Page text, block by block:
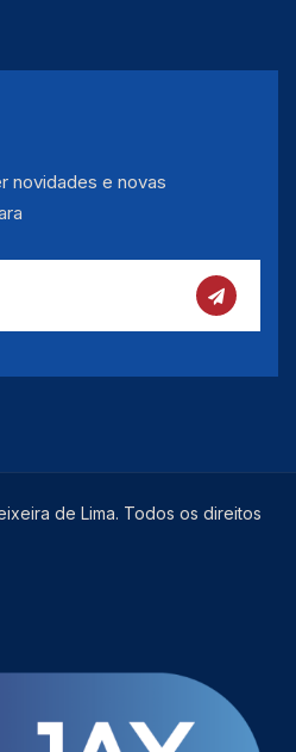
novidades e novas
de Lima. Todos os direitos